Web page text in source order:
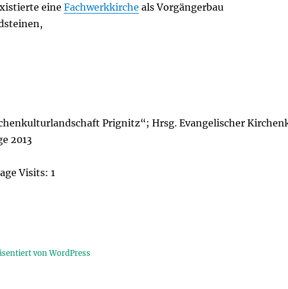
eineFachwerkkirche als Vorgängerbau
Prignitz“; Hrsg. Evangelischer
2013
Visits: 1
von WordPress